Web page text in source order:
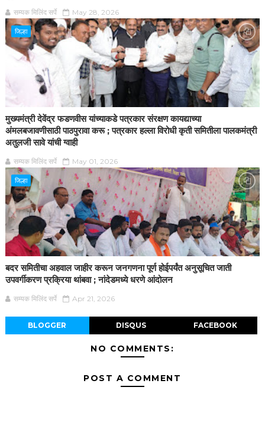
सम्यक मिलिंद सर्पे May 28, 2026
जिल्हा
मुख्यमंत्री देवेंद्र फडणवीस यांच्याकडे पत्रकार संरक्षण कायद्याच्या
अंमलबजावणीसाठी पाठपुरावा करू ; पत्रकार हल्ला विरोधी कृती समितीला पालकमंत्री
अतुलजी सावे यांची ग्वाही
सम्यक मिलिंद सर्पे May 01, 2026
जिल्हा
बदर समितीचा अहवाल जाहीर करून जनगणना पूर्ण होईपर्यंत अनुसूचित जाती
उपवर्गीकरण प्रक्रिया थांबवा ; नांदेडमध्ये धरणे आंदोलन
सम्यक मिलिंद सर्पे Apr 21, 2026
BLOGGER DISQUS FACEBOOK
NO COMMENTS:
POST A COMMENT